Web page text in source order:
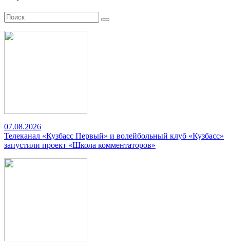
07.08.2026
Телеканал «Кузбасс Первый» и волейбольный клуб «Кузбасс»
запустили проект «Школа комментаторов»